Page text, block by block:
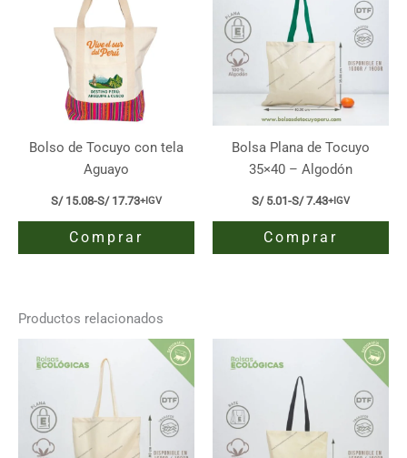
Bolso de Tocuyo con tela
Aguayo
S/15.08-S/17.73
Rango
de
precios:
desde
+IGV
Comprar
tiene
múltiples
variantes.
opciones
se
pueden
Bolsa Plana de Tocuyo
35×40 – Algodón
S/5.01-S/7.43
Rango
de
precios:
desde
+IGV
Comprar
múltiples
variantes.
opciones
pueden
Productos relacionados